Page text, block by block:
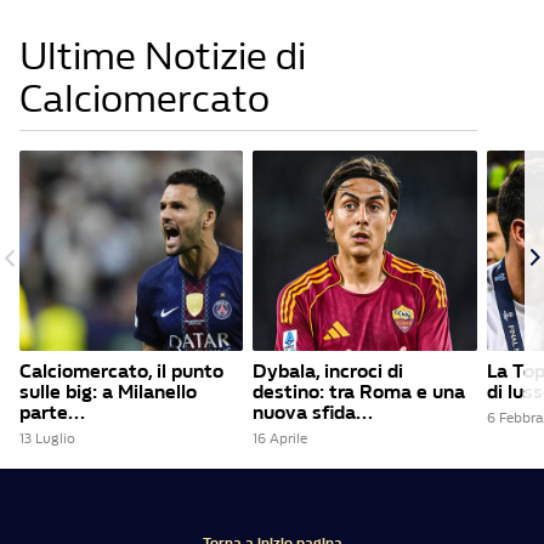
Ultime Notizie di
Calciomercato
Calciomercato, il punto
sulle big: a Milanello
parte...
13 Luglio
Dybala, incroci di
destino: tra Roma e una
nuova sfida...
16 Aprile
La
di
6